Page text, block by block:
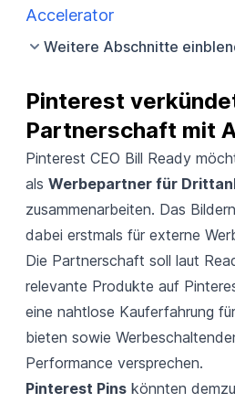
Accelerator
Weitere Abschnitte
Pinterest
Partnerschaft mit
Pinterest CEO Bill Ready
als Werbepartner für
zusammenarbeiten. Das
dabei erstmals für externe
Die Partnerschaft soll laut
relevante Produkte auf
eine nahtlose Kauferfahrung
bieten sowie
Performance versprechen.
Pinterest Pinskönnten